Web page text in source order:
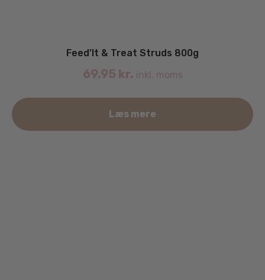
Feed’It & Treat Struds 800g
69.95 kr. inkl. moms
Læs mere